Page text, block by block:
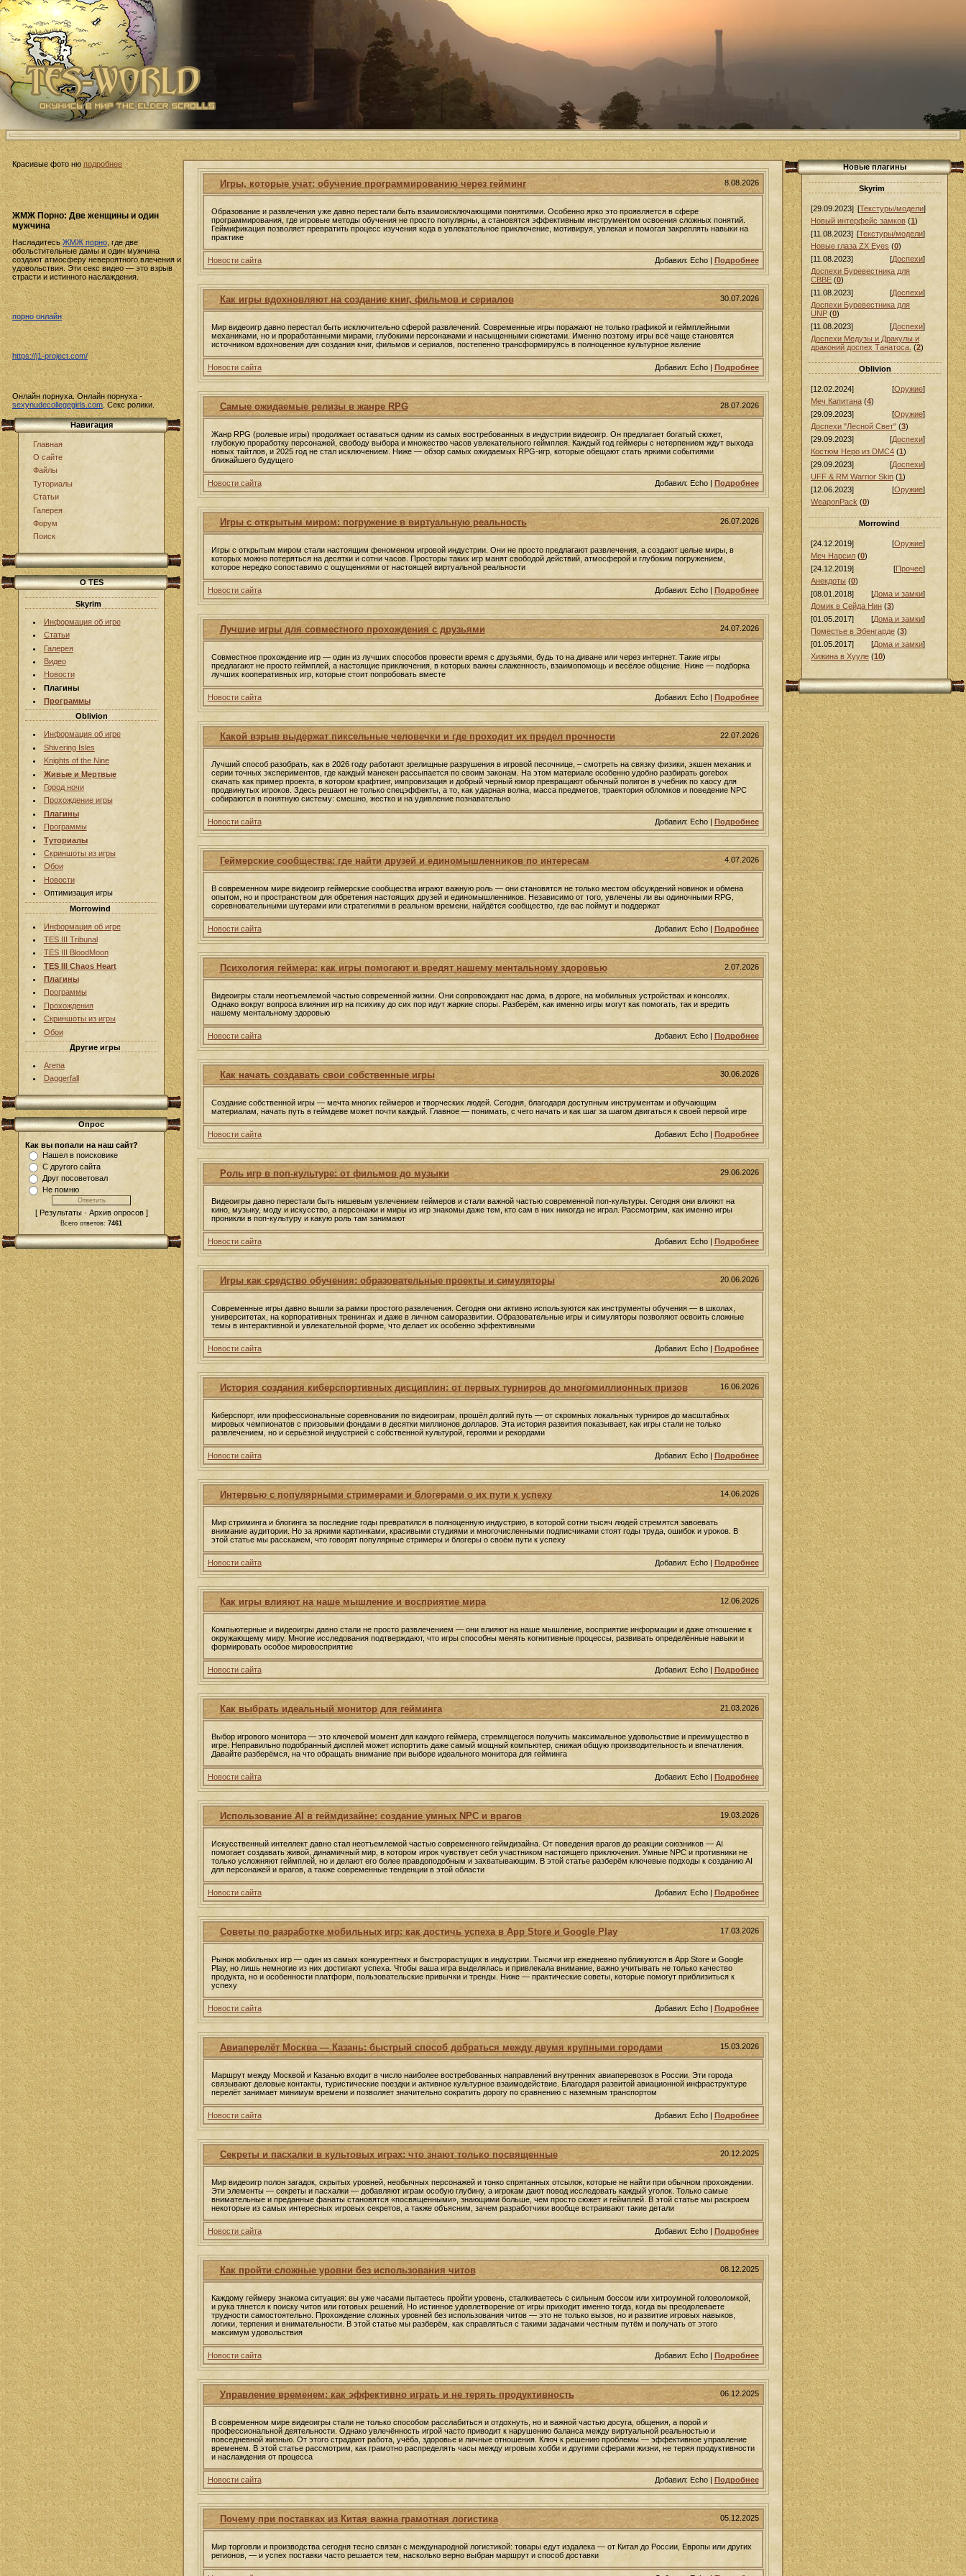
Красивые фото нюподробнее
ЖМЖ Порно: Две женщины и один
мужчина
НасладитесьЖМЖ порно, где две
обольстительные дамы и один мужчина
создают атмосферу невероятного влечения и
удовольствия. Эти секс видео — это взрыв
страсти и истинного наслаждения.
порно онлайн
https://j1-project.com/
Онлайн порнуха. Онлайн порнуха -
sexynudecollegegirls.com. Секс ролики.
Навигация
Главная
О сайте
Файлы
Туториалы
Статьи
Галерея
Форум
Поиск
О TES
Skyrim
Информация об игре
Статьи
Галерея
Видео
Новости
Плагины
Программы
Oblivion
Информация об игре
Shivering Isles
Knights of the Nine
Живые и Мертвые
Город ночи
Прохождение игры
Плагины
Программы
Туториалы
Скриншоты из игры
Обои
Новости
Оптимизация игры
Morrowind
Информация об игре
TES III Tribunal
TES III BloodMoon
TES III Chaos Heart
Плагины
Программы
Прохождения
Скриншоты из игры
Обои
Другие игры
Arena
Daggerfall
Опрос
Как вы попали на наш сайт?
Нашел в поисковике
С другого сайта
Друг посоветовал
Не помню
[ Результаты · Архив опросов ]
Всего ответов: 7461
Игры, которые учат: обучение программированию через гейминг 8.08.2026
Образование и развлечения уже давно перестали быть взаимоисключающими понятиями. Особенно ярко это проявляется в сфере
программирования, где игровые методы обучения не просто популярны, а становятся эффективным инструментом освоения сложных понятий.
Геймификация позволяет превратить процесс изучения кода в увлекательное приключение, мотивируя, увлекая и помогая закреплять навыки на
практике
Добавил: Echo | Подробнее
Новости сайта
Как игры вдохновляют на создание книг, фильмов и сериалов 30.07.2026
Мир видеоигр давно перестал быть исключительно сферой развлечений. Современные игры поражают не только графикой и геймплейными
механиками, но и проработанными мирами, глубокими персонажами и насыщенными сюжетами. Именно поэтому игры всё чаще становятся
источником вдохновения для создания книг, фильмов и сериалов, постепенно трансформируясь в полноценное культурное явление
Добавил: Echo | Подробнее
Новости сайта
Самые ожидаемые релизы в жанре RPG 28.07.2026
Жанр RPG (ролевые игры) продолжает оставаться одним из самых востребованных в индустрии видеоигр. Он предлагает богатый сюжет,
глубокую проработку персонажей, свободу выбора и множество часов увлекательного геймплея. Каждый год геймеры с нетерпением ждут выхода
новых тайтлов, и 2025 год не стал исключением. Ниже — обзор самых ожидаемых RPG-игр, которые обещают стать яркими событиями
ближайшего будущего
Добавил: Echo | Подробнее
Новости сайта
Игры с открытым миром: погружение в виртуальную реальность 26.07.2026
Игры с открытым миром стали настоящим феноменом игровой индустрии. Они не просто предлагают развлечения, а создают целые миры, в
которых можно потеряться на десятки и сотни часов. Просторы таких игр манят свободой действий, атмосферой и глубоким погружением,
которое нередко сопоставимо с ощущениями от настоящей виртуальной реальности
Добавил: Echo | Подробнее
Новости сайта
Лучшие игры для совместного прохождения с друзьями 24.07.2026
Совместное прохождение игр — один из лучших способов провести время с друзьями, будь то на диване или через интернет. Такие игры
предлагают не просто геймплей, а настоящие приключения, в которых важны слаженность, взаимопомощь и весёлое общение. Ниже — подборка
лучших кооперативных игр, которые стоит попробовать вместе
Добавил: Echo | Подробнее
Новости сайта
Какой взрыв выдержат пиксельные человечки и где проходит их предел прочности 22.07.2026
Лучший способ разобрать, как в 2026 году работают зрелищные разрушения в игровой песочнице, – смотреть на связку физики, экшен механик и
серии точных экспериментов, где каждый манекен рассыпается по своим законам. На этом материале особенно удобно разбирать gorebox
скачать как пример проекта, в котором крафтинг, импровизация и добрый черный юмор превращают обычный полигон в учебник по хаосу для
продвинутых игроков. Здесь решают не только спецэффекты, а то, как ударная волна, масса предметов, траектория обломков и поведение NPC
собираются в понятную систему: смешно, жестко и на удивление познавательно
Добавил: Echo | Подробнее
Новости сайта
Геймерские сообщества: где найти друзей и единомышленников по интересам 4.07.2026
В современном мире видеоигр геймерские сообщества играют важную роль — они становятся не только местом обсуждений новинок и обмена
опытом, но и пространством для обретения настоящих друзей и единомышленников. Независимо от того, увлечены ли вы одиночными RPG,
соревновательными шутерами или стратегиями в реальном времени, найдётся сообщество, где вас поймут и поддержат
Добавил: Echo | Подробнее
Новости сайта
Психология геймера: как игры помогают и вредят нашему ментальному здоровью 2.07.2026
Видеоигры стали неотъемлемой частью современной жизни. Они сопровождают нас дома, в дороге, на мобильных устройствах и консолях.
Однако вокруг вопроса влияния игр на психику до сих пор идут жаркие споры. Разберём, как именно игры могут как помогать, так и вредить
нашему ментальному здоровью
Добавил: Echo | Подробнее
Новости сайта
Как начать создавать свои собственные игры 30.06.2026
Создание собственной игры — мечта многих геймеров и творческих людей. Сегодня, благодаря доступным инструментам и обучающим
материалам, начать путь в геймдеве может почти каждый. Главное — понимать, с чего начать и как шаг за шагом двигаться к своей первой игре
Добавил: Echo | Подробнее
Новости сайта
Роль игр в поп-культуре: от фильмов до музыки 29.06.2026
Видеоигры давно перестали быть нишевым увлечением геймеров и стали важной частью современной поп-культуры. Сегодня они влияют на
кино, музыку, моду и искусство, а персонажи и миры из игр знакомы даже тем, кто сам в них никогда не играл. Рассмотрим, как именно игры
проникли в поп-культуру и какую роль там занимают
Добавил: Echo | Подробнее
Новости сайта
Игры как средство обучения: образовательные проекты и симуляторы 20.06.2026
Современные игры давно вышли за рамки простого развлечения. Сегодня они активно используются как инструменты обучения — в школах,
университетах, на корпоративных тренингах и даже в личном саморазвитии. Образовательные игры и симуляторы позволяют освоить сложные
темы в интерактивной и увлекательной форме, что делает их особенно эффективными
Добавил: Echo | Подробнее
Новости сайта
История создания киберспортивных дисциплин: от первых турниров до многомиллионных призов 16.06.2026
Киберспорт, или профессиональные соревнования по видеоиграм, прошёл долгий путь — от скромных локальных турниров до масштабных
мировых чемпионатов с призовыми фондами в десятки миллионов долларов. Эта история развития показывает, как игры стали не только
развлечением, но и серьёзной индустрией с собственной культурой, героями и рекордами
Добавил: Echo | Подробнее
Новости сайта
Интервью с популярными стримерами и блогерами о их пути к успеху 14.06.2026
Мир стриминга и блогинга за последние годы превратился в полноценную индустрию, в которой сотни тысяч людей стремятся завоевать
внимание аудитории. Но за яркими картинками, красивыми студиями и многочисленными подписчиками стоят годы труда, ошибок и уроков. В
этой статье мы расскажем, что говорят популярные стримеры и блогеры о своём пути к успеху
Добавил: Echo | Подробнее
Новости сайта
Как игры влияют на наше мышление и восприятие мира 12.06.2026
Компьютерные и видеоигры давно стали не просто развлечением — они влияют на наше мышление, восприятие информации и даже отношение к
окружающему миру. Многие исследования подтверждают, что игры способны менять когнитивные процессы, развивать определённые навыки и
формировать особое мировосприятие
Добавил: Echo | Подробнее
Новости сайта
Как выбрать идеальный монитор для гейминга 21.03.2026
Выбор игрового монитора — это ключевой момент для каждого геймера, стремящегося получить максимальное удовольствие и преимущество в
игре. Неправильно подобранный дисплей может испортить даже самый мощный компьютер, снижая общую производительность и впечатления.
Давайте разберёмся, на что обращать внимание при выборе идеального монитора для гейминга
Добавил: Echo | Подробнее
Новости сайта
Использование AI в геймдизайне: создание умных NPC и врагов 19.03.2026
Искусственный интеллект давно стал неотъемлемой частью современного геймдизайна. От поведения врагов до реакции союзников — AI
помогает создавать живой, динамичный мир, в котором игрок чувствует себя участником настоящего приключения. Умные NPC и противники не
только усложняют геймплей, но и делают его более правдоподобным и захватывающим. В этой статье разберём ключевые подходы к созданию AI
для персонажей и врагов, а также современные тенденции в этой области
Добавил: Echo | Подробнее
Новости сайта
Советы по разработке мобильных игр: как достичь успеха в App Store и Google Play 17.03.2026
Рынок мобильных игр — один из самых конкурентных и быстрорастущих в индустрии. Тысячи игр ежедневно публикуются в App Store и Google
Play, но лишь немногие из них достигают успеха. Чтобы ваша игра выделялась и привлекала внимание, важно учитывать не только качество
продукта, но и особенности платформ, пользовательские привычки и тренды. Ниже — практические советы, которые помогут приблизиться к
успеху
Добавил: Echo | Подробнее
Новости сайта
Авиаперелёт Москва — Казань: быстрый способ добраться между двумя крупными городами 15.03.2026
Маршрут между Москвой и Казанью входит в число наиболее востребованных направлений внутренних авиаперевозок в России. Эти города
связывают деловые контакты, туристические поездки и активное культурное взаимодействие. Благодаря развитой авиационной инфраструктуре
перелёт занимает минимум времени и позволяет значительно сократить дорогу по сравнению с наземным транспортом
Добавил: Echo | Подробнее
Новости сайта
Секреты и пасхалки в культовых играх: что знают только посвященные 20.12.2025
Мир видеоигр полон загадок, скрытых уровней, необычных персонажей и тонко спрятанных отсылок, которые не найти при обычном прохождении.
Эти элементы — секреты и пасхалки — добавляют играм особую глубину, а игрокам дают повод исследовать каждый уголок. Только самые
внимательные и преданные фанаты становятся «посвященными», знающими больше, чем просто сюжет и геймплей. В этой статье мы раскроем
некоторые из самых интересных игровых секретов, а также объясним, зачем разработчики вообще встраивают такие детали
Добавил: Echo | Подробнее
Новости сайта
Как пройти сложные уровни без использования читов 08.12.2025
Каждому геймеру знакома ситуация: вы уже часами пытаетесь пройти уровень, сталкиваетесь с сильным боссом или хитроумной головоломкой,
и рука тянется к поиску читов или готовых решений. Но истинное удовлетворение от игры приходит именно тогда, когда вы преодолеваете
трудности самостоятельно. Прохождение сложных уровней без использования читов — это не только вызов, но и развитие игровых навыков,
логики, терпения и внимательности. В этой статье мы разберём, как справляться с такими задачами честным путём и получать от этого
максимум удовольствия
Добавил: Echo | Подробнее
Новости сайта
Управление временем: как эффективно играть и не терять продуктивность 06.12.2025
В современном мире видеоигры стали не только способом расслабиться и отдохнуть, но и важной частью досуга, общения, а порой и
профессиональной деятельности. Однако увлечённость игрой часто приводит к нарушению баланса между виртуальной реальностью и
повседневной жизнью. От этого страдают работа, учёба, здоровье и личные отношения. Ключ к решению проблемы — эффективное управление
временем. В этой статье рассмотрим, как грамотно распределять часы между игровым хобби и другими сферами жизни, не теряя продуктивности
и наслаждения от процесса
Добавил: Echo | Подробнее
Новости сайта
Почему при поставках из Китая важна грамотная логистика 05.12.2025
Мир торговли и производства сегодня тесно связан с международной логистикой: товары едут издалека — от Китая до России, Европы или других
регионов, — и успех поставки часто решается тем, насколько верно выбран маршрут и способ доставки
Новые плагины
Skyrim
[29.09.2023] [Текстуры/модели]
Новый интерфейс замков (1)
[11.08.2023] [Текстуры/модели]
Новые глаза ZX Eyes (0)
[11.08.2023]
[Доспехи]
Доспехи Буревестника для
СВВЕ (0)
[11.08.2023]
[Доспехи]
Доспехи Буревестника для
UNP (0)
[11.08.2023]
[Доспехи]
Доспехи Медузы и Дракулы и
драконий доспех Танатоса. (2)
Oblivion
[12.02.2024] [Оружие]
Меч Капитана (4)
[29.09.2023]
[Оружие]
Доспехи "Лесной Свет" (3)
[29.09.2023]
[Доспехи]
Костюм Неро из DMC4 (1)
[29.09.2023]
[Доспехи]
UFF & RM Warrior Skin (1)
[12.06.2023]
[Оружие]
WeaponPack (0)
Morrowind
[24.12.2019] [Оружие]
Меч Нарсил (0)
[24.12.2019]
[Прочее]
Анекдоты (0)
[08.01.2018]
[Дома и замки]
Домик в Сейда Нин (3)
[01.05.2017]
[Дома и замки]
Поместье в Эбенгарде (3)
[01.05.2017]
[Дома и замки]
Хижина в Хууле (10)